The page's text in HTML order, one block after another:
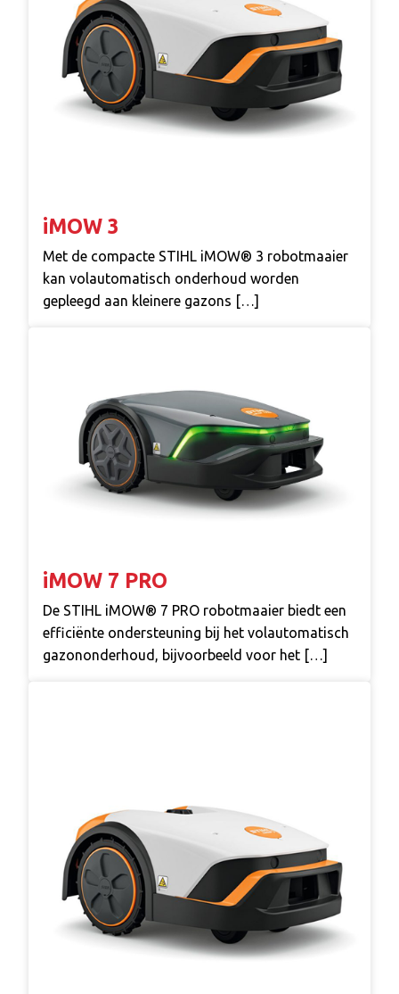
iMOW 3
Met de compacte STIHL iMOW® 3 robotmaaier
kan volautomatisch onderhoud worden
gepleegd aan kleinere gazons […]
iMOW 7 PRO
De STIHL iMOW® 7 PRO robotmaaier biedt een
efficiënte ondersteuning bij het volautomatisch
gazononderhoud, bijvoorbeeld voor het […]